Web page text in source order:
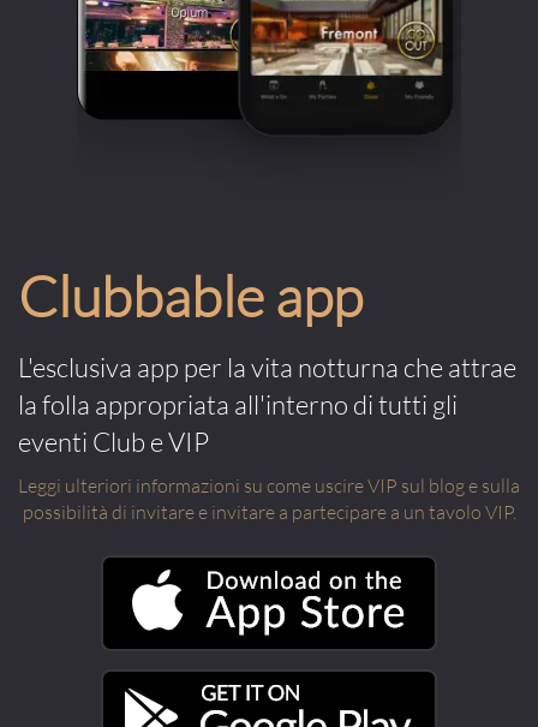
Clubbable app
L'esclusiva app per la vita notturna che attrae
la folla appropriata all'interno di tutti gli
eventi Club e VIP
Leggi ulteriori informazioni su come uscire VIP sul blog e sulla
possibilità di invitare e invitare a partecipare a un tavolo VIP.